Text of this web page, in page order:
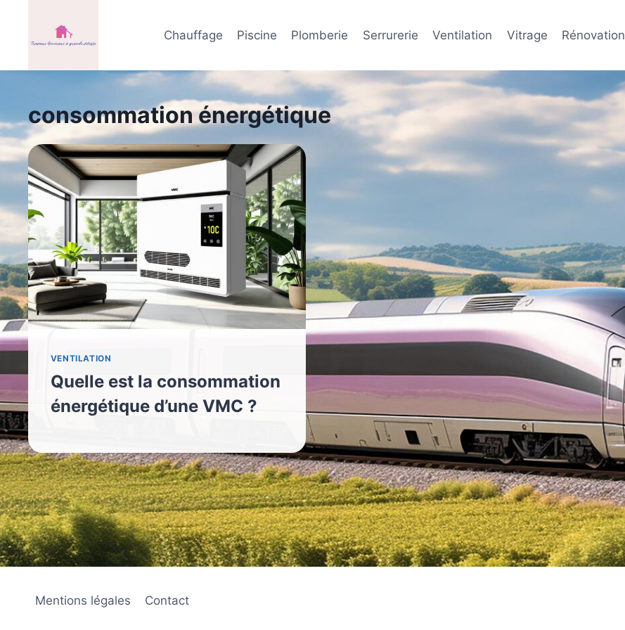
contenu
Chauffage Piscine Plomberie Serrurerie Ventilation Vitrage Rénovation
consommation énergétique
VENTILATION
Quelle est la consommation
énergétique d’une VMC ?
Mentions légales Contact